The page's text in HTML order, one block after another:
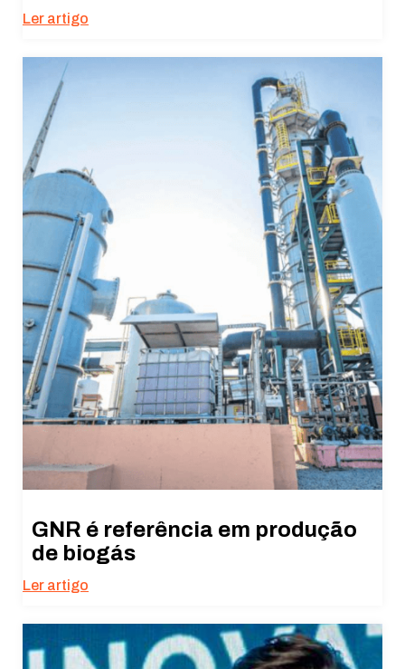
Ler artigo
GNR é referência em produção
de biogás
Ler artigo